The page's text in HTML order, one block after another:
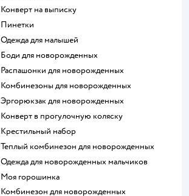
Конверт на выписку
Пинетки
Одежда для малышей
Боди для новорожденных
Распашонки для новорожденных
Комбинезоны для новорожденных
Эргорюкзак для новорожденных
Конверт в прогулочную коляску
Крестильный набор
Теплый комбинезон для новорожденных
Одежда для новорожденных мальчиков
Моя горошинка
Комбинезон для новорожденных